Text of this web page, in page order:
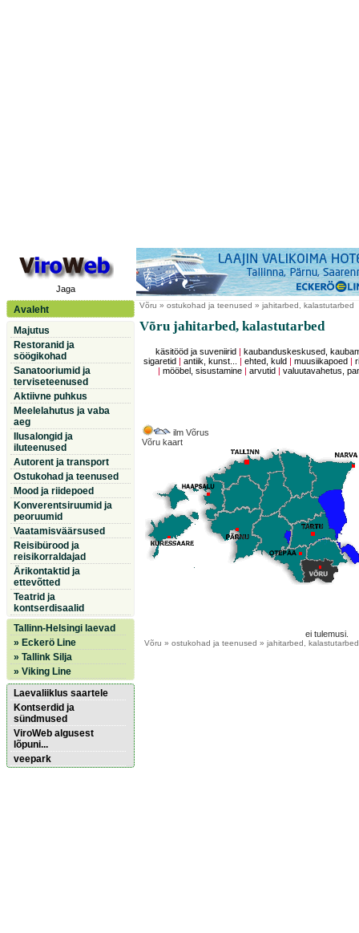
Jaga
Avaleht
Majutus
Restoranid ja
söögikohad
Sanatooriumid ja
terviseteenused
Aktiivne puhkus
Meelelahutus ja vaba
aeg
Ilusalongid ja
iluteenused
Autorent ja transport
Ostukohad ja teenused
Mood ja riidepoed
Konverentsiruumid ja
peoruumid
Vaatamisväärsused
Reisibürood ja
reisikorraldajad
Ärikontaktid ja
ettevõtted
Teatrid ja
kontserdisaalid
Tallinn-Helsingi laevad
» Eckerö Line
» Tallink Silja
» Viking Line
Laevaliiklus saartele
Kontserdid ja
sündmused
ViroWeb algusest
lõpuni...
veepark
Võru » ostukohad ja teenused » jahitarbed, kalastutarbed
Võru jahitarbed, kalastutarbed
käsitööd ja suveniirid
kaubanduskeskused,
sigaretid
|antiik, kunst... |ehted, kuld |muusiikapoed |
|mööbel, sisustamine |arvutid |valuutavahetus,
ilm Võrus
Võru kaart
ei tulemusi.
Võru » ostukohad ja teenused » jahitarbed, kalastutarbed